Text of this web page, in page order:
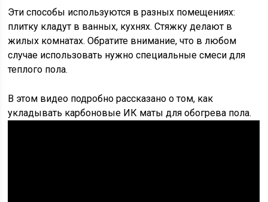
Эти способы используются в разных помещениях:
плитку кладут в ванных, кухнях. Стяжку делают в
жилых комнатах. Обратите внимание, что в любом
случае использовать нужно специальные смеси для
теплого пола.
В этом видео подробно рассказано о том, как
укладывать карбоновые ИК маты для обогрева пола.